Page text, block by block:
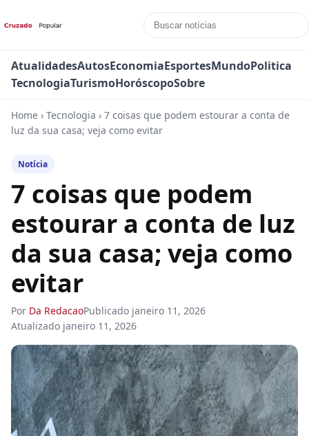
AtualidadesAutosEconomiaEsportesMundoPolitica
TecnologiaTurismoHoróscopoSobre
Home › Tecnologia › 7 coisas que podem estourar a conta de
luz da sua casa; veja como evitar
Notícia
7 coisas que podem
estourar a conta de luz
da sua casa; veja como
evitar
Por Da RedacaoPublicado janeiro 11, 2026
Atualizado janeiro 11, 2026